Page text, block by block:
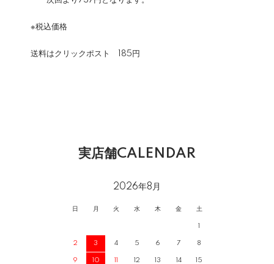
※税込価格
送料はクリックポスト 185円
実店舗CALENDAR
2026年8月
日 月 火 水 木 金 土
1
2 3 4 5 6 7 8
9 10 11 12 13 14 15